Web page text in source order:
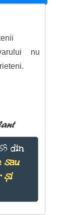
nu
din
sau
și